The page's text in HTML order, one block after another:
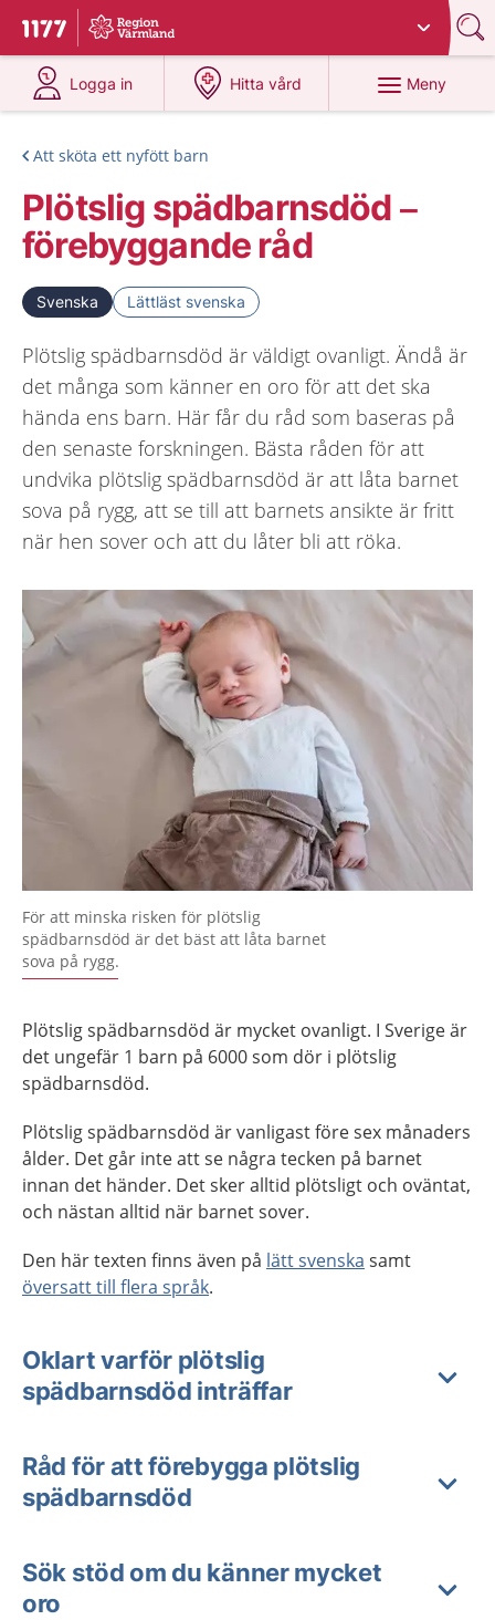
Till startsidan för 1177
Du har valt region
Logga in
på 1177.se
Hitta vård
på 1177.se
Meny
Att sköta ett nyfött barn
Plötslig spädbarnsdöd –
förebyggande råd
Svenska Lättläst svenska
Plötslig spädbarnsdöd är väldigt ovanligt. Ändå är
det många som känner en oro för att det ska
hända ens barn. Här får du råd som baseras på
den senaste forskningen. Bästa råden för att
undvika plötslig spädbarnsdöd är att låta barnet
sova på rygg, att se till att barnets ansikte är fritt
när hen sover och att du låter bli att röka.
För att minska risken för plötslig
spädbarnsdöd är det bäst att låta barnet
sova på rygg.
Plötslig spädbarnsdöd är mycket ovanligt. I Sverige är
det ungefär 1 barn på 6000 som dör i plötslig
spädbarnsdöd.
Plötslig spädbarnsdöd är vanligast före sex månaders
ålder. Det går inte att se några tecken på barnet
innan det händer. Det sker alltid plötsligt och oväntat,
och nästan alltid när barnet sover.
Den här texten finns även på lätt svenska samt
översatt till flera språk.
Oklart varför plötslig
spädbarnsdöd inträffar
Råd för att förebygga plötslig
spädbarnsdöd
Sök stöd om du känner mycket
oro